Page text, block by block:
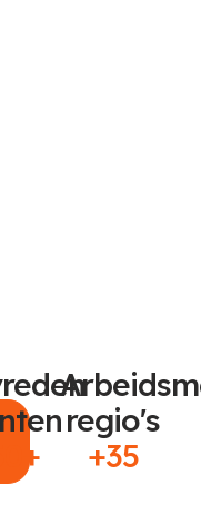
regio's
+35